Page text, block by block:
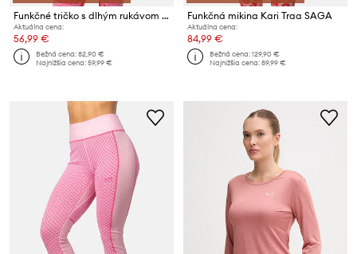
Funkčné tričko s dlhým rukávom Kari Traa MALIA
Aktuálna cena:
56,99 €
Bežná cena:82,90 €
Najnižšia cena:59,99 €
Funkčná mikina Kari Traa SAGA
Aktuálna cena:
84,99 €
Bežná cena:129,90 €
Najnižšia cena:89,99 €